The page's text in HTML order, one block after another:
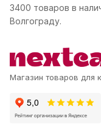
3400 товаров в
Волгограду.
Магазин товаров для